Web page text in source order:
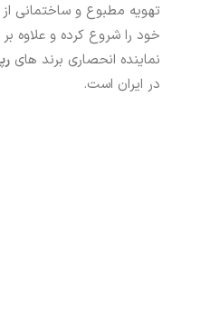
تهویه مطبوع و ساختمانی
خود را شروع کرده و علاوه
نماینده انحصاری برند های
در ایران است.